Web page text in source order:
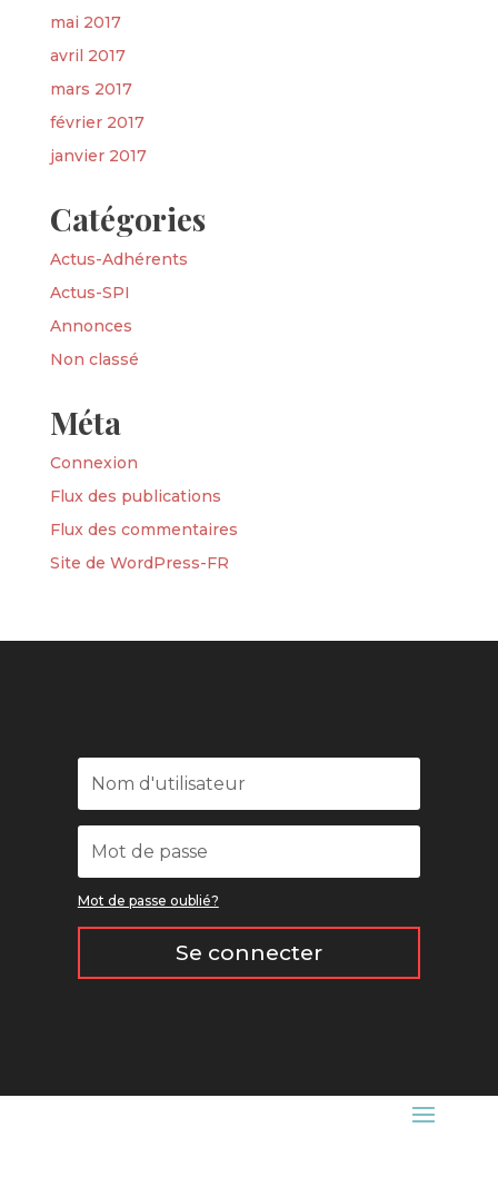
mai 2017
avril 2017
mars 2017
février 2017
janvier 2017
Catégories
Actus-Adhérents
Actus-SPI
Annonces
Non classé
Méta
Connexion
Flux des publications
Flux des commentaires
Site de WordPress-FR
Mot de passe oublié?
Se connecter